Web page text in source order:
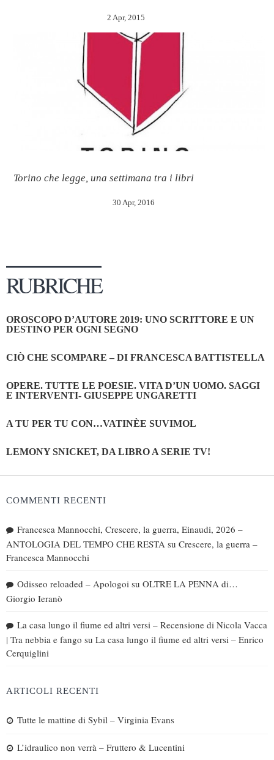
2 Apr, 2015
Torino che legge, una settimana tra i libri
30 Apr, 2016
RUBRICHE
OROSCOPO D’AUTORE 2019: UNO SCRITTORE E UN
DESTINO PER OGNI SEGNO
CIÒ CHE SCOMPARE – DI FRANCESCA BATTISTELLA
OPERE. TUTTE LE POESIE. VITA D’UN UOMO. SAGGI
E INTERVENTI- GIUSEPPE UNGARETTI
A TU PER TU CON…VATINÈE SUVIMOL
LEMONY SNICKET, DA LIBRO A SERIE TV!
COMMENTI RECENTI
Francesca Mannocchi, Crescere, la guerra, Einaudi, 2026 –
ANTOLOGIA DEL TEMPO CHE RESTA su Crescere, la guerra –
Francesca Mannocchi
Odisseo reloaded – Apologoi su OLTRE LA PENNA di…
Giorgio Ieranò
La casa lungo il fiume ed altri versi – Recensione di Nicola Vacca
| Tra nebbia e fango su La casa lungo il fiume ed altri versi – Enrico
Cerquiglini
ARTICOLI RECENTI
Tutte le mattine di Sybil – Virginia Evans
L’idraulico non verrà – Fruttero & Lucentini